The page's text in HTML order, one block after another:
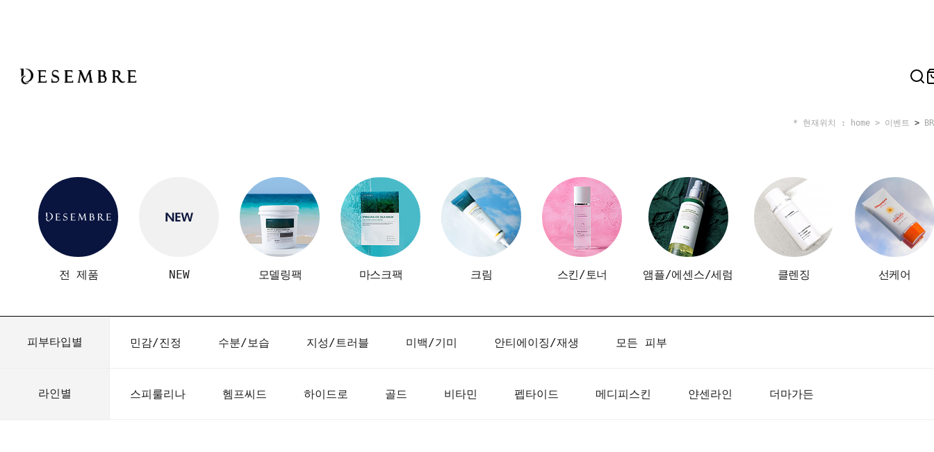
* 현재위치 : home > 이벤트 >
전 제품 NEW 모델링팩 마스크팩 크림 스킨/토너 앰플/에센스/세럼 클렌징 선케어
피부타입별 민감/진정 수분/보습 지성/트러블 미백/기미 안티에이징/재생 모든 피부
라인별 스피룰리나 헴프씨드 하이드로 골드 비타민 펩타이드 메디피스킨 얀센라인 더마가든